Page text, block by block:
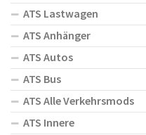
ATS Lastwagen
ATS Anhänger
ATS Autos
ATS Bus
ATS Alle Verkehrsmods
ATS Innere